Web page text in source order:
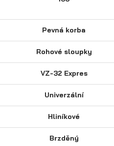
Pevná korba
Rohové sloupky
VZ-32 Expres
Univerzální
Hliníkové
Brzděný